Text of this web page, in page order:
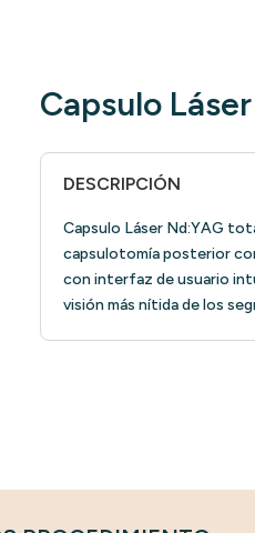
Capsulo
DESCRIPCIÓN
Capsulo Láser Nd:YAG
capsulotomía posterior
con interfaz de usuario
visión más nítida de los